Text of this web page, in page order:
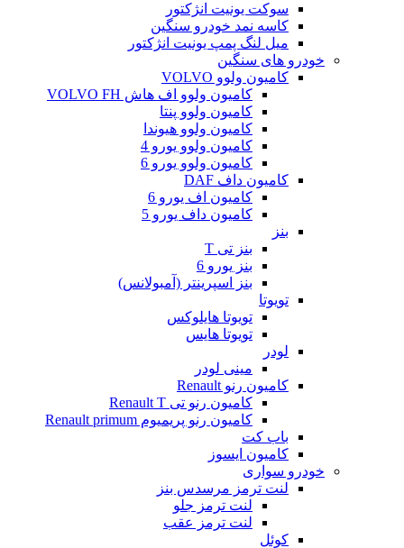
سوکت یونیت انژکتور
کاسه نمد خودرو سنگین
میل لنگ پمپ یونیت انژکتور
خودرو های سنگین
کامیون ولوو VOLVO
کامیون ولوو اف هاش VOLVO FH
کامیون ولوو پنتا
کامیون ولوو هیوندا
کامیون ولوو یورو 4
کامیون ولوو یورو 6
کامیون داف DAF
کامیون اف یورو 6
کامیون داف یورو 5
بنز
بنز تی T
بنز یورو 6
بنز اسپرینتر (آمبولانس)
تویوتا
تویوتا هایلوکس
تویوتا هایس
لودر
مینی لودر
کامیون رنو Renault
کامیون رنو تی Renault T
کامیون رنو پریمیوم Renault primum
باب کت
کامیون ایسوز
خودرو سواری
لنت ترمز مرسدس بنز
لنت ترمز جلو
لنت ترمز عقب
کوئل